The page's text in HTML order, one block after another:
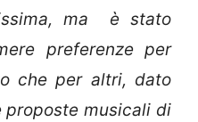
ma è stato
preferenze per
che per altri, dato
proposte musicali di